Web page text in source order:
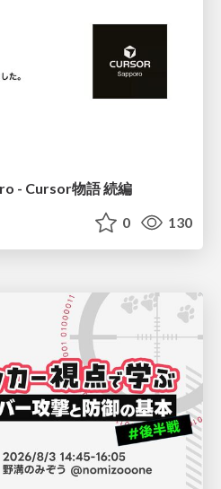
- Cursor物語 続編
0 130